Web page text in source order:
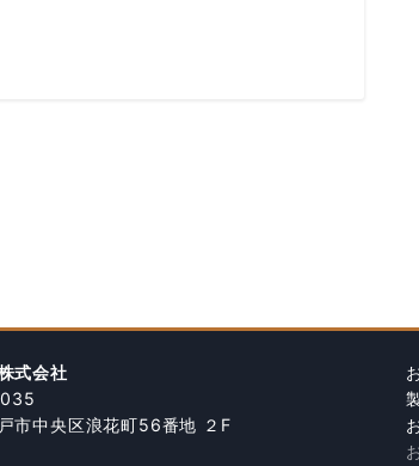
式会社
市中央区浪花町56番地 ２F